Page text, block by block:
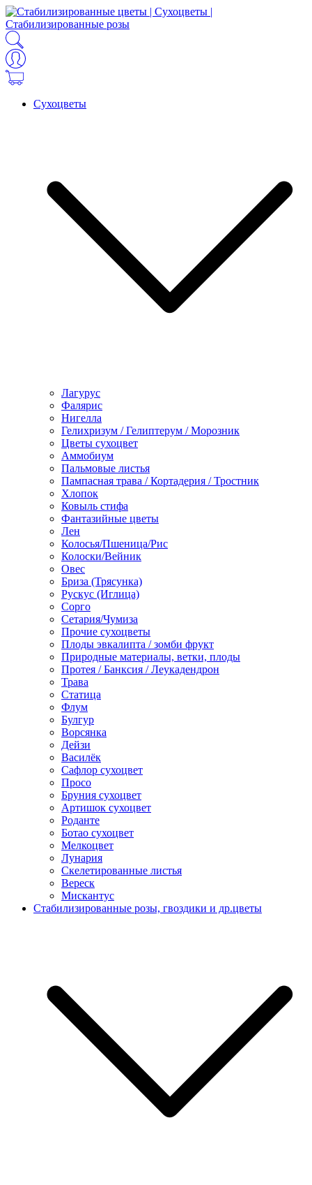
Сухоцветы
Лагурус
Фалярис
Нигелла
Гелихризум / Гелиптерум / Морозник
Цветы сухоцвет
Аммобиум
Пальмовые листья
Пампасная трава / Кортадерия / Тростник
Хлопок
Ковыль стифа
Фантазийные цветы
Лен
Колосья/Пшеница/Рис
Колоски/Вейник
Овес
Бриза (Трясунка)
Рускус (Иглица)
Сорго
Сетария/Чумиза
Прочие сухоцветы
Плоды эвкалипта / зомби фрукт
Природные материалы, ветки, плоды
Протея / Банксия / Леукадендрон
Трава
Статица
Флум
Булгур
Ворсянка
Дейзи
Василёк
Сафлор сухоцвет
Просо
Бруния сухоцвет
Артишок сухоцвет
Роданте
Ботао сухоцвет
Мелкоцвет
Лунария
Скелетированные листья
Вереск
Мискантус
Стабилизированные розы, гвоздики и др.цветы